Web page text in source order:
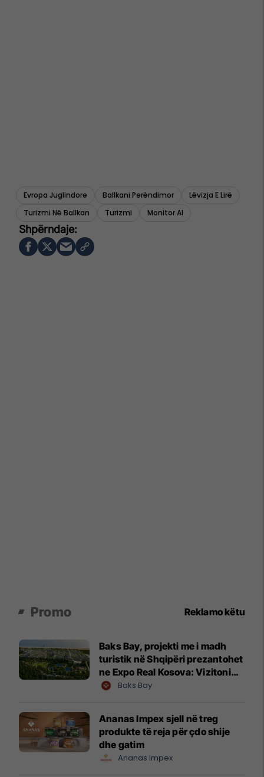
Evropa Juglindore Ballkani Perëndimor
Lëvizja E Lirë
Turizmi Në Ballkan
Turizmi Monitor.al
Promo Reklamo këtu
Baks Bay, projekti me i madh
turistik në Shqipëri prezantohet
ne Expo Real Kosova: Vizitoni
shtandin dhe zbuloni
Baks Bay
Ananas Impex sjell në treg
produkte të reja për çdo shije
dhe gatim
Ananas Impex